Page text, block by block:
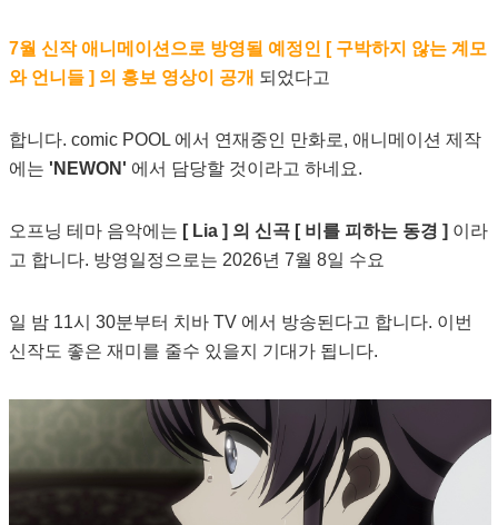
7월 신작 애니메이션으로 방영될 예정인 [ 구박하지 않는 계모
와 언니들 ] 의 홍보 영상이 공개 되었다고
합니다. comic POOL 에서 연재중인 만화로, 애니메이션 제작
에는 'NEWON' 에서 담당할 것이라고 하네요.
오프닝 테마 음악에는 [ Lia ] 의 신곡 [ 비를 피하는 동경 ] 이라
고 합니다. 방영일정으로는 2026년 7월 8일 수요
일 밤 11시 30분부터 치바 TV 에서 방송된다고 합니다. 이번
신작도 좋은 재미를 줄수 있을지 기대가 됩니다.